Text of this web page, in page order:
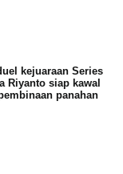
kejuaraan Series
Riyanto siap kawal
panahan